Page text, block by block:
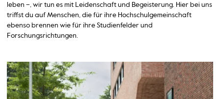
leben –, wir tun es mit Leidenschaft und Begeisterung. Hier bei uns
triffst du auf Menschen, die für ihre Hochschulgemeinschaft
ebenso brennen wie für ihre Studienfelder und
Forschungsrichtungen.